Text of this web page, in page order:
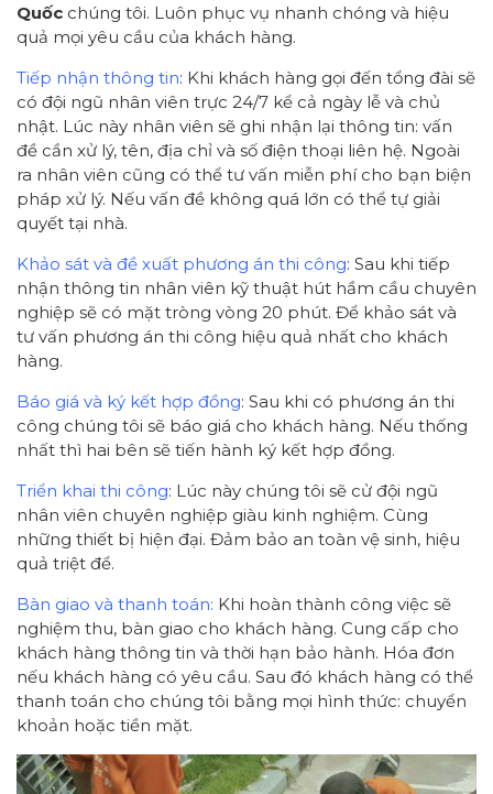
Quốc chúng tôi. Luôn phục vụ nhanh chóng và hiệu
quả mọi yêu cầu của khách hàng.
Tiếp nhận thông tin: Khi khách hàng gọi đến tổng đài sẽ
có đội ngũ nhân viên trực 24/7 kể cả ngày lễ và chủ
nhật. Lúc này nhân viên sẽ ghi nhận lại thông tin: vấn
đề cần xử lý, tên, địa chỉ và số điện thoại liên hệ. Ngoài
ra nhân viên cũng có thể tư vấn miễn phí cho bạn biện
pháp xử lý. Nếu vấn đề không quá lớn có thể tự giải
quyết tại nhà.
Khảo sát và đề xuất phương án thi công: Sau khi tiếp
nhận thông tin nhân viên kỹ thuật hút hầm cầu chuyên
nghiệp sẽ có mặt tròng vòng 20 phút. Để khảo sát và
tư vấn phương án thi công hiệu quả nhất cho khách
hàng.
Báo giá và ký kết hợp đồng: Sau khi có phương án thi
công chúng tôi sẽ báo giá cho khách hàng. Nếu thống
nhất thì hai bên sẽ tiến hành ký kết hợp đồng.
Triển khai thi công: Lúc này chúng tôi sẽ cử đội ngũ
nhân viên chuyên nghiệp giàu kinh nghiệm. Cùng
những thiết bị hiện đại. Đảm bảo an toàn vệ sinh, hiệu
quả triệt để.
Bàn giao và thanh toán: Khi hoàn thành công việc sẽ
nghiệm thu, bàn giao cho khách hàng. Cung cấp cho
khách hàng thông tin và thời hạn bảo hành. Hóa đơn
nếu khách hàng có yêu cầu. Sau đó khách hàng có thể
thanh toán cho chúng tôi bằng mọi hình thức: chuyển
khoản hoặc tiền mặt.